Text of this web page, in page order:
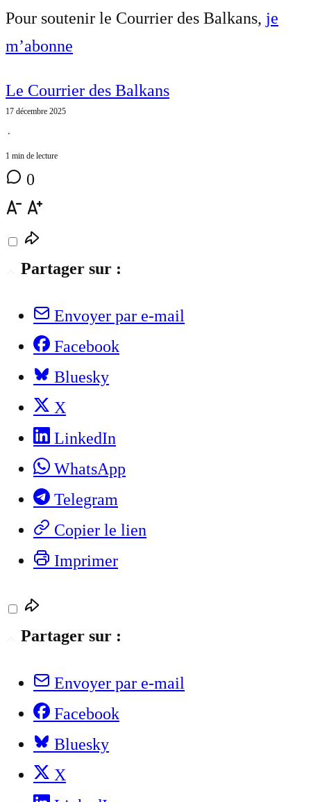
Pour soutenir le Courrier des Balkans, je
m’abonne
Le Courrier des Balkans
17 décembre 2025
⋅
1 min de lecture
0
Partager sur :
Envoyer par e-mail
Facebook
Bluesky
X
LinkedIn
WhatsApp
Telegram
Copier le lien
Imprimer
Partager sur :
Envoyer par e-mail
Facebook
Bluesky
X